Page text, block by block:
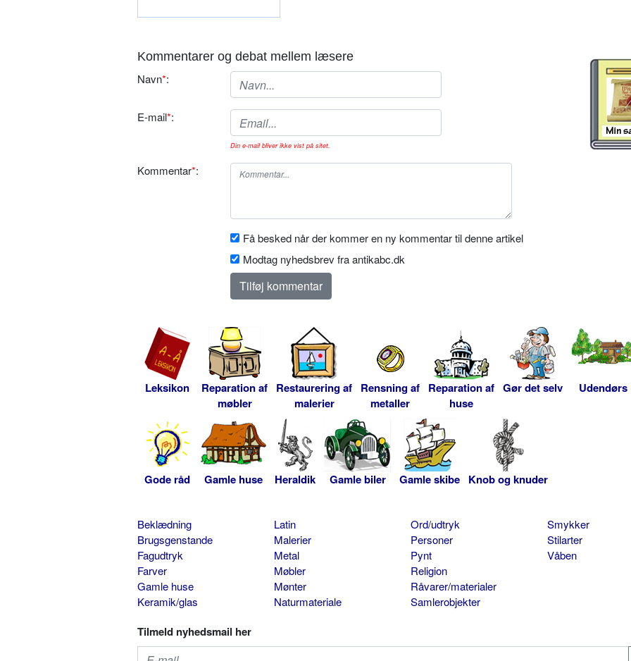
Kommentarer og debat mellem læsere
Navn*:
E-mail*:
Din e-mail bliver ikke vist på sitet.
Kommentar*:
Få besked når der kommer en ny kommentar til denne artikel
Modtag nyhedsbrev fra antikabc.dk
Leksikon
Reparation af
møbler
Restaurering af
malerier
Rensning af
metaller
Reparation af
huse
Gør det selv Udendørs
Gode råd Gamle huse Heraldik Gamle biler Gamle skibe Knob og knuder
Beklædning
Brugsgenstande
Fagudtryk
Farver
Gamle huse
Keramik/glas
Latin
Malerier
Metal
Møbler
Mønter
Naturmateriale
Ord/udtryk
Personer
Pynt
Religion
Råvarer/materialer
Samlerobjekter
Smykker
Stilarter
Våben
Tilmeld nyhedsmail her